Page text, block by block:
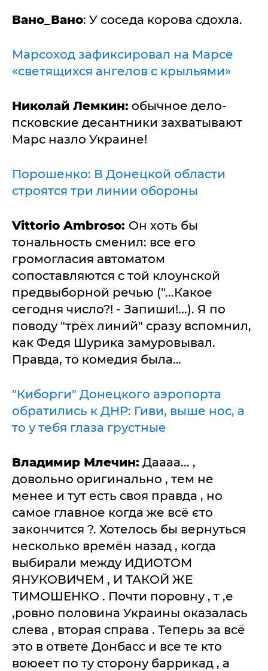
Вано_Вано: У соседа корова сдохла.
Марсоход зафиксировал на Марсе
«светящихся ангелов с крыльями»
Николай Лемкин: обычное дело-
псковские десантники захватывают
Марс назло Украине!
Порошенко: В Донецкой области
строятся три линии обороны
Vittorio Ambroso: Он хоть бы
тональность сменил: все его
громогласия автоматом
сопоставляются с той клоунской
предвыборной речью ("...Какое
сегодня число?! - Запиши!...). Я по
поводу "трёх линий" сразу вспомнил,
как Федя Шурика замуровывал.
Правда, то комедия была…
"Киборги" Донецкого аэропорта
обратились к ДНР: Гиви, выше нос, а
то у тебя глаза грустные
Владимир Млечин: Даааа... ,
довольно оригинально , тем не
менее и тут есть своя правда , но
самое главное когда же всё єто
закончится ?. Хотелось бы вернуться
несколько времён назад , когда
выбирали между ИДИОТОМ
ЯНУКОВИЧЕМ , И ТАКОЙ ЖЕ
ТИМОШЕНКО . Почти поровну , т ,е
,ровно половина Украины оказалась
слева , вторая справа . Теперь за всё
это в ответе Донбасс и все те кто
воюеет по ту сторону баррикад , а